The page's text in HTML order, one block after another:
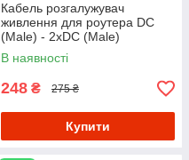
Кабель розгалужувач
живлення для роутера DC
(Male) - 2xDC (Male)
5.5х2.1мм 30 см
В наявності
248 ₴ 275 ₴
Купити